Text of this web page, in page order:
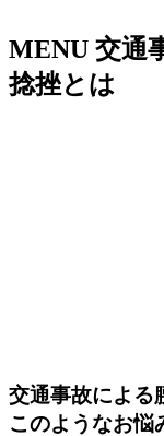
MENU 交通
捻挫とは
交通事故による
このようなお悩